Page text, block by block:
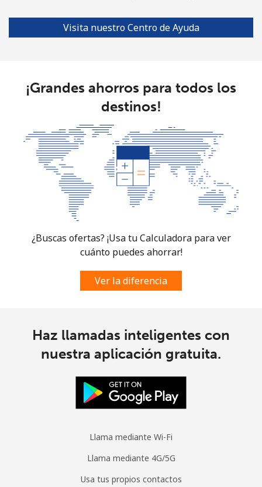
Visita nuestro Centro de Ayuda
¡Grandes ahorros para todos los
destinos!
¿Buscas ofertas? ¡Usa tu Calculadora para ver
cuánto puedes ahorrar!
Ver la diferencia
Haz llamadas inteligentes con
nuestra aplicación gratuita.
Llama mediante Wi-Fi
Llama mediante 4G/5G
Usa tus propios contactos